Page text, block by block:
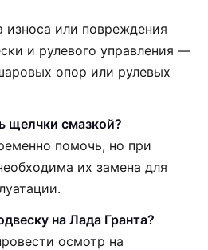
износа или повреждения
и рулевого управления —
опор или рулевых
щелчки смазкой?
помочь, но при
их замена для
на Лада Гранта?
осмотр на